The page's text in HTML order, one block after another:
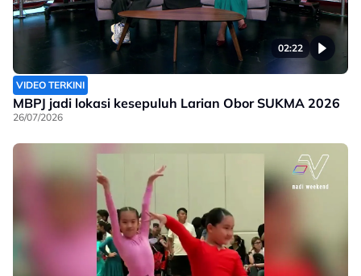
02:22
VIDEO TERKINI
MBPJ jadi lokasi kesepuluh Larian Obor SUKMA 2026
26/07/2026